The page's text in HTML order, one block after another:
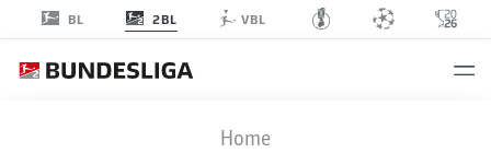
BL 2BL VBL
Home
HSV